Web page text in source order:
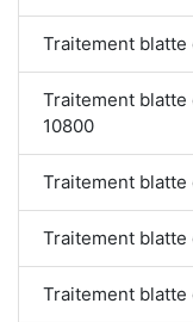
Traitement blatte
Traitement
10800
Traitement blatte
Traitement blatte
Traitement blatte